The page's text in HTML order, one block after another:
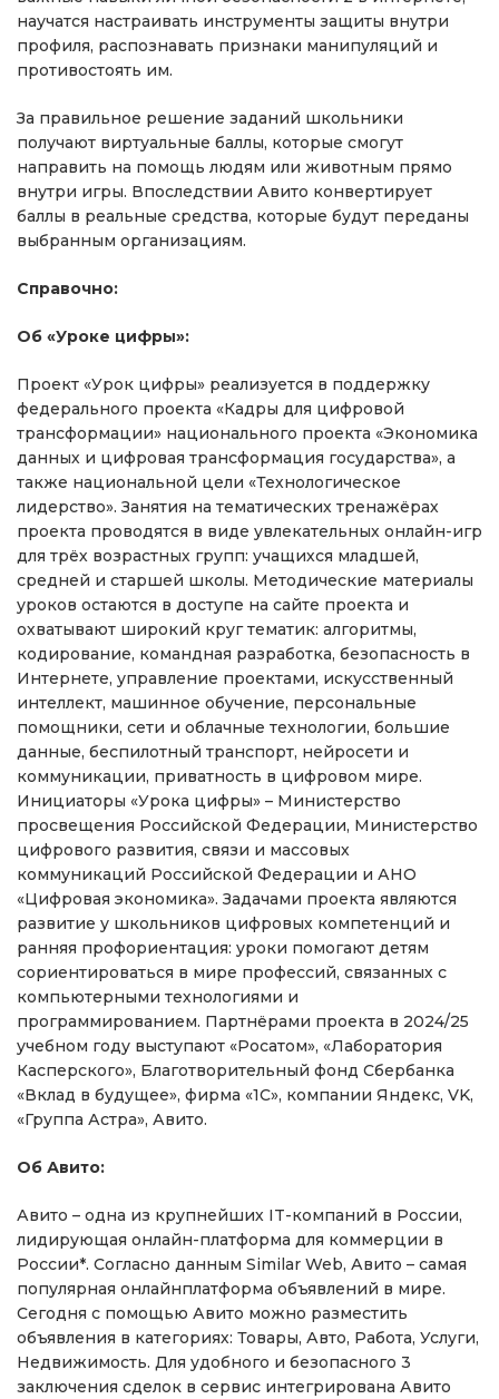
научатся настраивать инструменты защиты внутри
профиля, распознавать признаки манипуляций и
противостоять им.
За правильное решение заданий школьники
получают виртуальные баллы, которые смогут
направить на помощь людям или животным прямо
внутри игры. Впоследствии Авито конвертирует
баллы в реальные средства, которые будут переданы
выбранным организациям.
Справочно:
Об «Уроке цифры»:
Проект «Урок цифры» реализуется в поддержку
федерального проекта «Кадры для цифровой
трансформации» национального проекта «Экономика
данных и цифровая трансформация государства», а
также национальной цели «Технологическое
лидерство». Занятия на тематических тренажёрах
проекта проводятся в виде увлекательных онлайн-игр
для трёх возрастных групп: учащихся младшей,
средней и старшей школы. Методические материалы
уроков остаются в доступе на сайте проекта и
охватывают широкий круг тематик: алгоритмы,
кодирование, командная разработка, безопасность в
Интернете, управление проектами, искусственный
интеллект, машинное обучение, персональные
помощники, сети и облачные технологии, большие
данные, беспилотный транспорт, нейросети и
коммуникации, приватность в цифровом мире.
Инициаторы «Урока цифры» – Министерство
просвещения Российской Федерации, Министерство
цифрового развития, связи и массовых
коммуникаций Российской Федерации и АНО
«Цифровая экономика». Задачами проекта являются
развитие у школьников цифровых компетенций и
ранняя профориентация: уроки помогают детям
сориентироваться в мире профессий, связанных с
компьютерными технологиями и
программированием. Партнёрами проекта в 2024/25
учебном году выступают «Росатом», «Лаборатория
Касперского», Благотворительный фонд Сбербанка
«Вклад в будущее», фирма «1С», компании Яндекс, VK,
«Группа Астра», Авито.
Об Авито:
Авито – одна из крупнейших IT-компаний в России,
лидирующая онлайн-платформа для коммерции в
России*. Согласно данным Similar Web, Авито – самая
популярная онлайнплатформа объявлений в мире.
Сегодня с помощью Авито можно разместить
объявления в категориях: Товары, Авто, Работа, Услуги,
Недвижимость. Для удобного и безопасного 3
заключения сделок в сервис интегрирована Авито